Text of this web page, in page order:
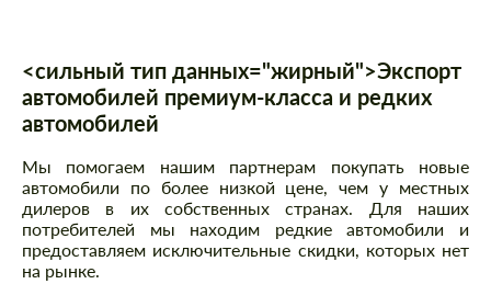
<сильный тип данных="жирный">Экспорт
автомобилей премиум-класса и редких
автомобилей
Мы помогаем нашим партнерам покупать новые
автомобили по более низкой цене, чем у местных
дилеров в их собственных странах. Для наших
потребителей мы находим редкие автомобили и
предоставляем исключительные скидки, которых нет
на рынке.